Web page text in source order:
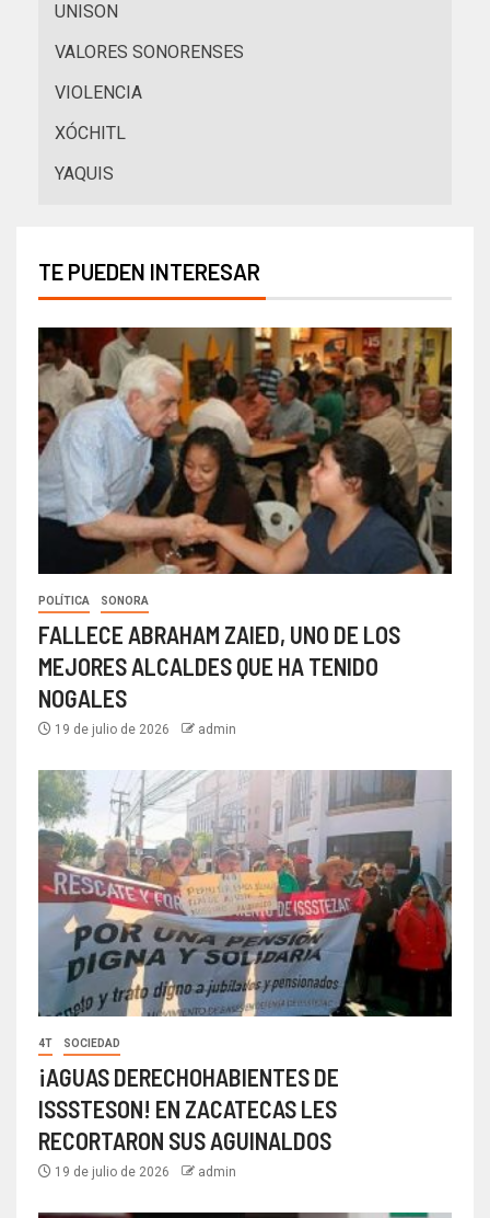
UNISON
VALORES SONORENSES
VIOLENCIA
XÓCHITL
YAQUIS
TE PUEDEN INTERESAR
POLÍTICA SONORA
FALLECE ABRAHAM ZAIED, UNO DE LOS
MEJORES ALCALDES QUE HA TENIDO
NOGALES
19 de julio de 2026 admin
4T SOCIEDAD
¡AGUAS DERECHOHABIENTES DE
ISSSTESON! EN ZACATECAS LES
RECORTARON SUS AGUINALDOS
19 de julio de 2026 admin